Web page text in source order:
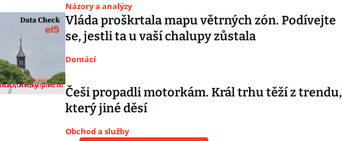
Názory a analýzy
Vláda proškrtala mapu větrných zón. Podívejte
se, jestli ta u vaší chalupy zůstala
Domácí
Češi propadli motorkám. Král trhu těží z trendu,
který jiné děsí
Obchod a služby